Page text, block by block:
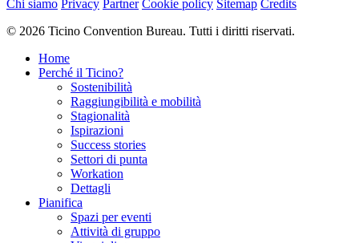
Chi siamo Privacy Partner Cookie policy Sitemap Credits
© 2026 Ticino Convention Bureau. Tutti i diritti riservati.
Home
Perché il Ticino?
Sostenibilità
Raggiungibilità e mobilità
Stagionalità
Ispirazioni
Success stories
Settori di punta
Workation
Dettagli
Pianifica
Spazi per eventi
Attività di gruppo